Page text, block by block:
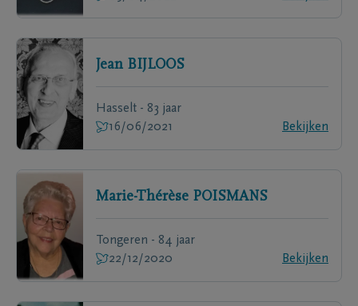
Jean BIJLOOS
Hasselt - 83 jaar
16/06/2021
Bekijken
Marie-Thérèse POISMANS
Tongeren - 84 jaar
22/12/2020
Bekijken